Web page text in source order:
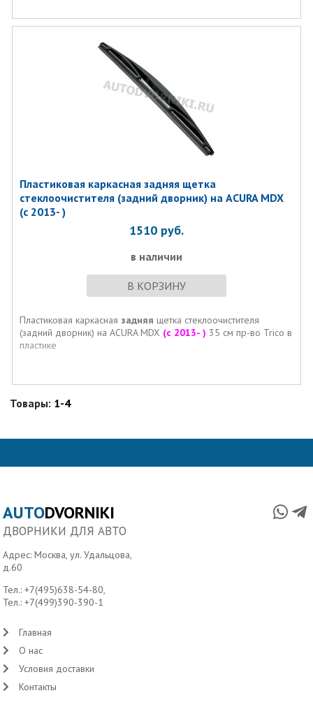
Пластиковая каркасная задняя щетка
стеклоочистителя (задний дворник) на ACURA MDX
(с 2013- )
1510 руб.
в наличии
В КОРЗИНУ
Пластиковая каркасная задняя щетка стеклоочистителя
(задний дворник) на ACURA MDX (с 2013- ) 35 см пр-во Trico в
пластике
Товары: 1-4
AUTODVORNIKI
ДВОРНИКИ ДЛЯ АВТО
Адрес: Москва, ул. Удальцова,
д.60
Тел.:+7(495)638-54-80,
Тел.:+7(499)390-390-1
Главная
О нас
Условия доставки
Контакты